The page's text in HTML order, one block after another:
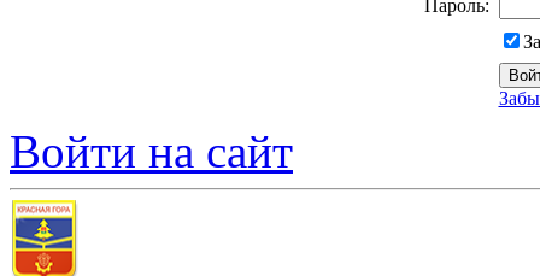
Пароль:
Войти на сайт